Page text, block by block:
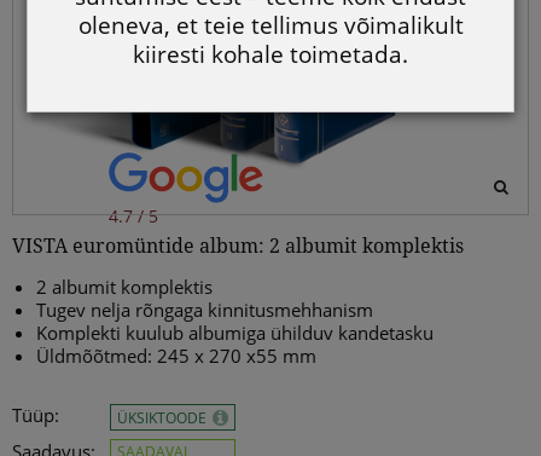
4.7 / 5
VISTA euromüntide album: 2 albumit komplektis
2 albumit komplektis
Tugev nelja rõngaga kinnitusmehhanism
Komplekti kuulub albumiga ühilduv kandetasku
Üldmõõtmed: 245 x 270 x55 mm
Tüüp:
ÜKSIKTOODE
oleneva, et teie tellimus võimalikult
kiiresti kohale toimetada.